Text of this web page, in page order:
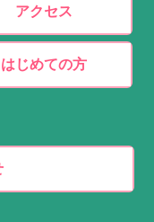
アクセス
はじめての方